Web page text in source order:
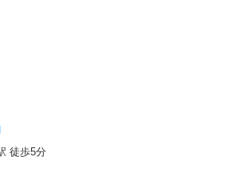
徒歩5分